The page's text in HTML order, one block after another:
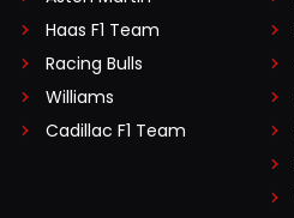
Haas F1 Team
Racing Bulls
Williams
Cadillac F1 Team